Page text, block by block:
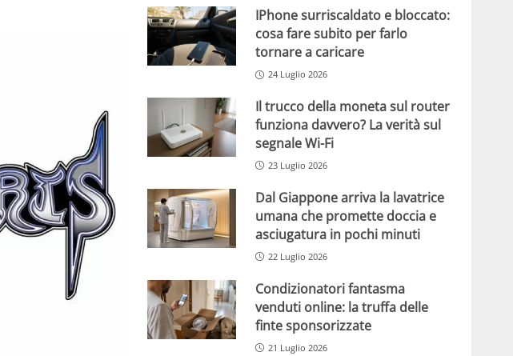
IPhone surriscaldato e bloccato:
cosa fare subito per farlo
tornare a caricare
24 Luglio 2026
Il trucco della moneta sul router
funziona davvero? La verità sul
segnale Wi-Fi
23 Luglio 2026
Dal Giappone arriva la lavatrice
umana che promette doccia e
asciugatura in pochi minuti
22 Luglio 2026
Condizionatori fantasma
venduti online: la truffa delle
finte sponsorizzate
21 Luglio 2026